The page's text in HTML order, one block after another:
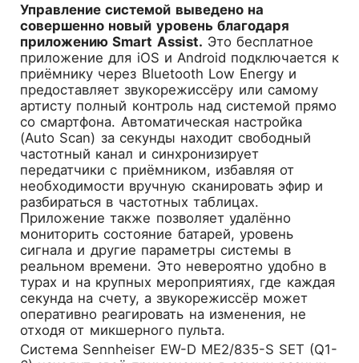
Управление системой выведено на
совершенно новый уровень благодаря
приложению Smart Assist. Это бесплатное
приложение для iOS и Android подключается к
приёмнику через Bluetooth Low Energy и
предоставляет звукорежиссёру или самому
артисту полный контроль над системой прямо
со смартфона. Автоматическая настройка
(Auto Scan) за секунды находит свободный
частотный канал и синхронизирует
передатчики с приёмником, избавляя от
необходимости вручную сканировать эфир и
разбираться в частотных таблицах.
Приложение также позволяет удалённо
мониторить состояние батарей, уровень
сигнала и другие параметры системы в
реальном времени. Это невероятно удобно в
турах и на крупных мероприятиях, где каждая
секунда на счету, а звукорежиссёр может
оперативно реагировать на изменения, не
отходя от микшерного пульта.
Система Sennheiser EW-D ME2/835-S SET (Q1-